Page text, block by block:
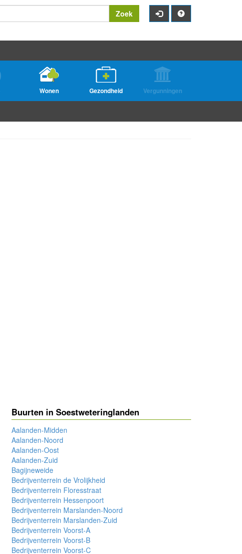
Zoek
Wonen Gezondheid Vergunningen
Buurten in Soestweteringlanden
Aalanden-Midden
Aalanden-Noord
Aalanden-Oost
Aalanden-Zuid
Bagijneweide
Bedrijventerrein de Vrolijkheid
Bedrijventerrein Floresstraat
Bedrijventerrein Hessenpoort
Bedrijventerrein Marslanden-Noord
Bedrijventerrein Marslanden-Zuid
Bedrijventerrein Voorst-A
Bedrijventerrein Voorst-B
Bedrijventerrein Voorst-C